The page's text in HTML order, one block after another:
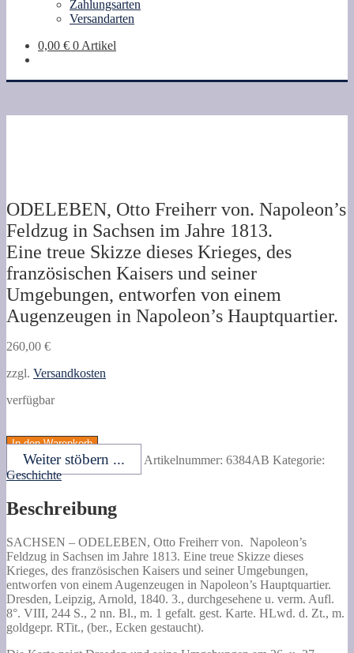
Zahlungsarten
Versandarten
0,00 € 0 Artikel
ODELEBEN, Otto Freiherr von. Napoleon’s
Feldzug in Sachsen im Jahre 1813.
Eine treue Skizze dieses Krieges, des
französischen Kaisers und seiner
Umgebungen, entworfen von einem
Augenzeugen in Napoleon’s Hauptquartier.
260,00 €
zzgl. Versandkosten
verfügbar
Otto
Freiherr
von.
Napoleon's
in
im
Jahre
1813.
Eine
treue
Skizze
dieses
In den Warenkorb
Weiter stöbern ... Artikelnummer: 6384AB Kategorie:
Geschichte
Beschreibung
SACHSEN – ODELEBEN, Otto Freiherr von. Napoleon’s
Feldzug in Sachsen im Jahre 1813. Eine treue Skizze dieses
Krieges, des französischen Kaisers und seiner Umgebungen,
entworfen von einem Augenzeugen in Napoleon’s Hauptquartier.
Dresden, Leipzig, Arnold, 1840. 3., durchgesehene u. verm. Aufl.
8°. VIII, 244 S., 2 nn. Bl., m. 1 gefalt. gest. Karte. HLwd. d. Zt., m.
goldgepr. RTit., (ber., Ecken gestaucht).